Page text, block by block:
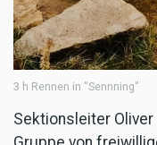
3 h Rennen in "Sennning"
Sektionsleiter